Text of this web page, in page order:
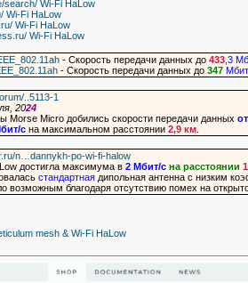
search/ Wi-Fi HaLow
Wi-Fi HaLow
Wi-Fi HaLow
Wi-Fi HaLow
- Скорость передачи данных до 433 ,3
- Скорость передачи данных до 347
..5113-1
2024
Morse Micro добились скорости передачи данных от
с на максимальном расстоянии 2,9 км
n…dannykh-po-wi-fi-halow
достигла максимума в 2 Мбит/с на расстоянии
стандартная дипольная антенна с низким
возможным благодаря отсутствию помех на
mesh & Wi-Fi HaLow